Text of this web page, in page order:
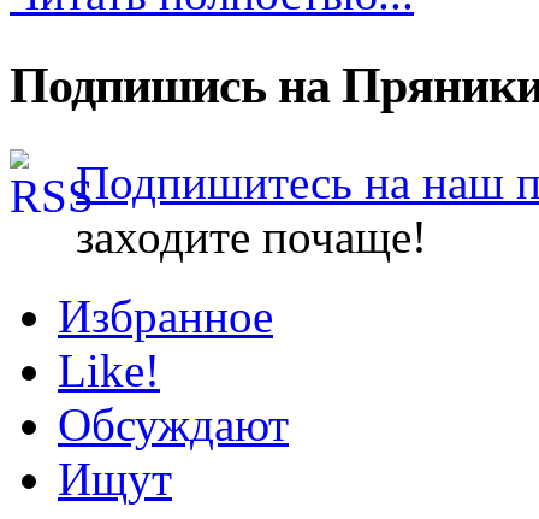
Подпишись на
Подпишитесь на наш
заходите почаще!
Избранное
Like!
Обсуждают
Ищут